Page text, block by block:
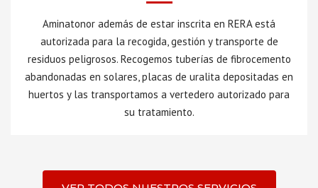
Aminatonor además de estar inscrita en RERA está
autorizada para la recogida, gestión y transporte de
residuos peligrosos. Recogemos tuberías de fibrocemento
abandonadas en solares, placas de uralita depositadas en
huertos y las transportamos a vertedero autorizado para
su tratamiento.